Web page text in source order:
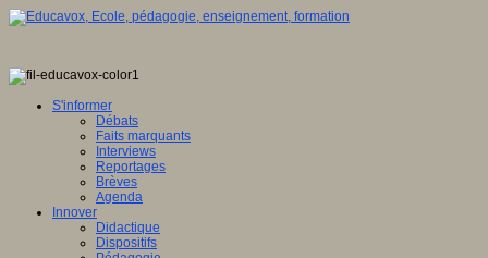
S'informer
Débats
Faits marquants
Interviews
Reportages
Brèves
Agenda
Innover
Didactique
Dispositifs